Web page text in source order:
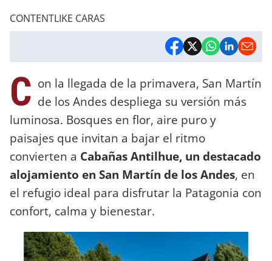
CONTENTLIKE CARAS
C on la llegada de la primavera, San Martín
de los Andes despliega su versión más
luminosa. Bosques en flor, aire puro y
paisajes que invitan a bajar el ritmo
convierten a Cabañas Antilhue, un destacado
alojamiento en San Martín de los Andes, en
el refugio ideal para disfrutar la Patagonia con
confort, calma y bienestar.